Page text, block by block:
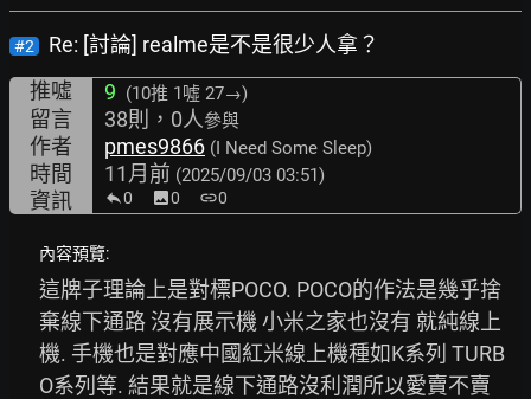
#2
Re: [討論] realme是不是很少人拿？
推噓
9 (10推 1噓 27→)
留言 38則，0人參與
作者 pmes9866 (I Need Some Sleep)
時間 11月前 (2025/09/03 03:51)
資訊 0 image0 link0
內容預覽:
這牌子理論上是對標POCO. POCO的作法是幾乎捨
棄線下通路 沒有展示機 小米之家也沒有 就純線上
機. 手機也是對應中國紅米線上機種如K系列 TURB
O系列等. 結果就是線下通路沒利潤所以愛賣不賣